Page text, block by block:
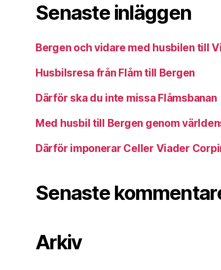
Senaste inläggen
Bergen och vidare med husbilen till
Husbilsresa från Flåm till Bergen
Därför ska du inte missa Flåmsbanan
Med husbil till Bergen genom
Därför imponerar Celler Viader
Senaste
Arkiv